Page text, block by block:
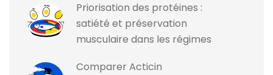
Priorisation des protéines :
satiété et préservation
musculaire dans les régimes
Comparer Acticin